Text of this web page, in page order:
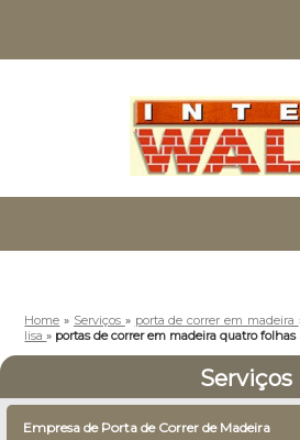
Home » Serviços » porta de correr em madeira
lisa» portas de correr em madeira quatro folhas
Serviços
Empresa de Porta de Correr de Madeira